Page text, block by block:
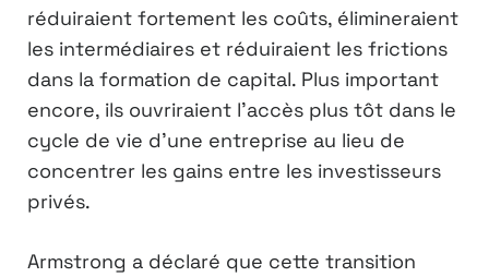
réduiraient fortement les coûts, élimineraient
les intermédiaires et réduiraient les frictions
dans la formation de capital. Plus important
encore, ils ouvriraient l’accès plus tôt dans le
cycle de vie d’une entreprise au lieu de
concentrer les gains entre les investisseurs
privés.
Armstrong a déclaré que cette transition